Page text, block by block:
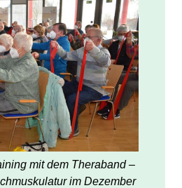
mit dem Theraband –
im Dezember